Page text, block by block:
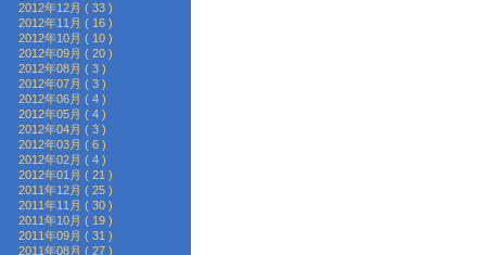
2012年12月 ( 33 )
2012年11月 ( 16 )
2012年10月 ( 10 )
2012年09月 ( 20 )
2012年08月 ( 3 )
2012年07月 ( 3 )
2012年06月 ( 4 )
2012年05月 ( 4 )
2012年04月 ( 3 )
2012年03月 ( 6 )
2012年02月 ( 4 )
2012年01月 ( 21 )
2011年12月 ( 25 )
2011年11月 ( 30 )
2011年10月 ( 19 )
2011年09月 ( 31 )
2011年08月 ( 27 )